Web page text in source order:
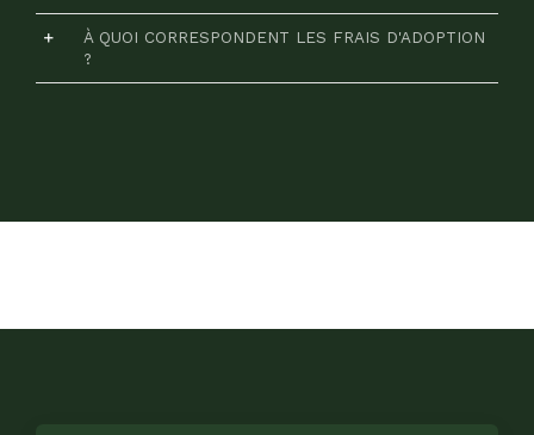
À QUOI CORRESPONDENT LES FRAIS D'ADOPTION
?